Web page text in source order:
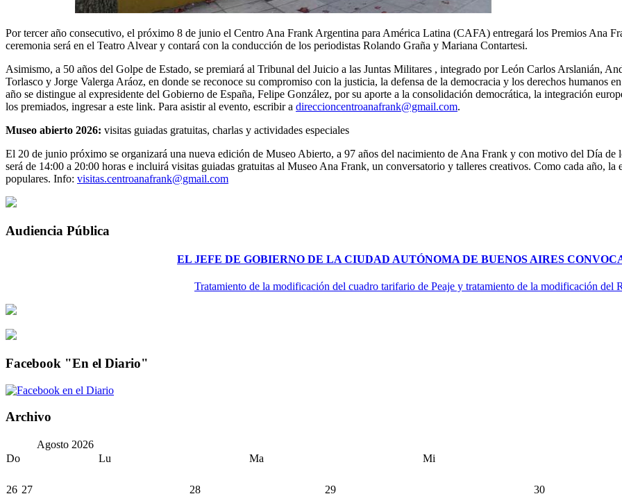
Por tercer año consecutivo, el próximo 8 de junio el Centro Ana Frank Argentina para América Latina (CAFA) entregará los Premios Ana
ceremonia será en el Teatro Alvear y contará con la conducción de los periodistas Rolando Graña y Mariana Contartesi.
Asimismo, a 50 años del Golpe de Estado, se premiará al Tribunal del Juicio a las Juntas Militares , integrado por León Carlos Arslanián,
Torlasco y Jorge Valerga Aráoz, en donde se reconoce su compromiso con la justicia, la defensa de la democracia y los derechos humanos
año se distingue al expresidente del Gobierno de España, Felipe González, por su aporte a la consolidación democrática, la integración
los premiados, ingresar a este link. Para asistir al evento, escribir a direccioncentroanafrank@gmail.com.
Museo abierto 2026: visitas guiadas gratuitas, charlas y actividades especiales
El 20 de junio próximo se organizará una nueva edición de Museo Abierto, a 97 años del nacimiento de Ana Frank y con motivo del Día
será de 14:00 a 20:00 horas e incluirá visitas guiadas gratuitas al Museo Ana Frank, un conversatorio y talleres creativos. Como cada año, la
populares. Info: visitas.centroanafrank@gmail.com
Audiencia Pública
EL JEFE DE GOBIERNO DE LA CIUDAD AUTÓNOMA DE BUENOS AIRES
Tratamiento de la modificación del cuadro tarifario de Peaje y tratamiento de la modificación del
Facebook "En el Diario"
Archivo
Agosto 2026
Do
Lu Ma Mi
26 27 28 29 30